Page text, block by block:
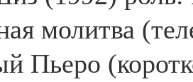
молитва
Пьеро